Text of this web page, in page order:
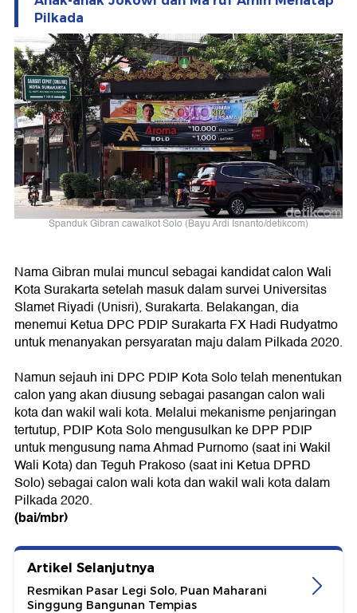
Pilkada
Spanduk Gibran cawalkot Solo (Bayu Ardi Isnanto/detikcom)
Nama Gibran mulai muncul sebagai kandidat calon Wali
Kota Surakarta setelah masuk dalam survei Universitas
Slamet Riyadi (Unisri), Surakarta. Belakangan, dia
menemui Ketua DPC PDIP Surakarta FX Hadi Rudyatmo
untuk menanyakan persyaratan maju dalam Pilkada 2020.
Namun sejauh ini DPC PDIP Kota Solo telah menentukan
calon yang akan diusung sebagai pasangan calon wali
kota dan wakil wali kota. Melalui mekanisme penjaringan
tertutup, PDIP Kota Solo mengusulkan ke DPP PDIP
untuk mengusung nama Ahmad Purnomo (saat ini Wakil
Wali Kota) dan Teguh Prakoso (saat ini Ketua DPRD
Solo) sebagai calon wali kota dan wakil wali kota dalam
Pilkada 2020.
(bai/mbr)
Artikel Selanjutnya
Resmikan Pasar Legi Solo, Puan Maharani
Singgung Bangunan Tempias